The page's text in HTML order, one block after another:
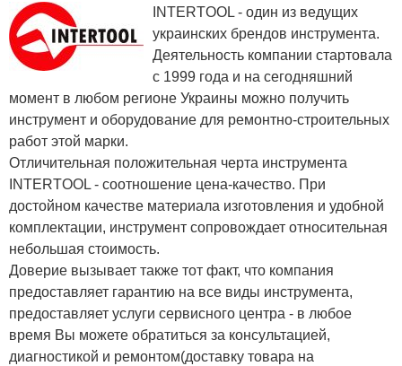
INTERTOOL - один из ведущих
украинских брендов инструмента.
Деятельность компании стартовала
с 1999 года и на сегодняшний
момент в любом регионе Украины можно получить
инструмент и оборудование для ремонтно-строительных
работ этой марки.
Отличительная положительная черта инструмента
INTERTOOL - соотношение цена-качество. При
достойном качестве материала изготовления и удобной
комплектации, инструмент сопровождает относительная
небольшая стоимость.
Доверие вызывает также тот факт, что компания
предоставляет гарантию на все виды инструмента,
предоставляет услуги сервисного центра - в любое
время Вы можете обратиться за консультацией,
диагностикой и ремонтом(доставку товара на